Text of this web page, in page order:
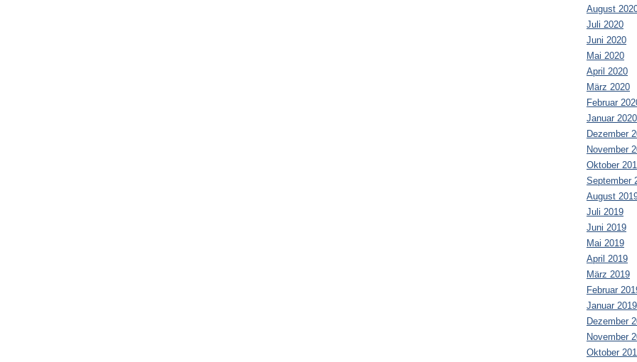
August
Juli 2020
Juni 2020
Mai 2020
April 2020
März 2020
Februar
Januar 2020
Dezember
November
Oktober
September
August
Juli 2019
Juni 2019
Mai 2019
April 2019
März 2019
Februar
Januar 2019
Dezember
November
Oktober